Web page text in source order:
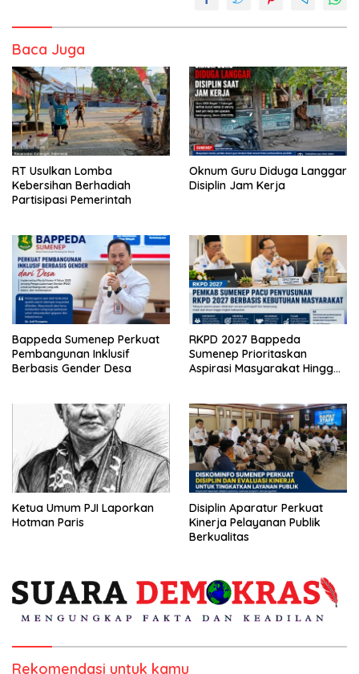
Baca Juga
RT Usulkan Lomba
Kebersihan Berhadiah
Partisipasi Pemerintah
Oknum Guru Diduga Langgar
Disiplin Jam Kerja
Bappeda Sumenep Perkuat
Pembangunan Inklusif
Berbasis Gender Desa
RKPD 2027 Bappeda
Sumenep Prioritaskan
Aspirasi Masyarakat Hingga
Ketua Umum PJI Laporkan
Hotman Paris
Disiplin Aparatur Perkuat
Kinerja Pelayanan Publik
Berkualitas
Rekomendasi untuk kamu